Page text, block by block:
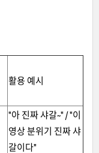
활용 예시
"아 진짜 샤갈~" / "이
영상 분위기 진짜 샤
갈이다"